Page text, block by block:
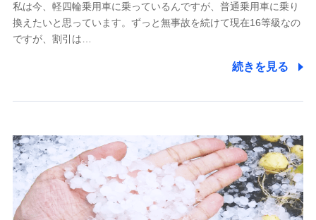
(https://pshoken.co.jp/)
リトルファミリー少額短期保険株式会社
(https://www.littlefamily-ssi.com/)
郵便、電話、およびＥメール等により、当社と取引のあるも
た維持管理等の委託業務遂行のため、またそれらに付帯、関
連する当社および提携会社のサービスを案内、提供するため
（なお、当社は複数の保険会社と取引があり、取得した個人
情報を取引のある他の保険会社の商品・サービスをご提案す
るために利用させていただくことがあります。）
上記に係る連絡・手続き・管理等付帯業務を行うため
私は今、軽四輪乗用車に乗っているんですが、普通乗用車に乗り
換えたいと思っています。ずっと無事故を続けて現在16等級なの
ですが、割引は…
続きを見る